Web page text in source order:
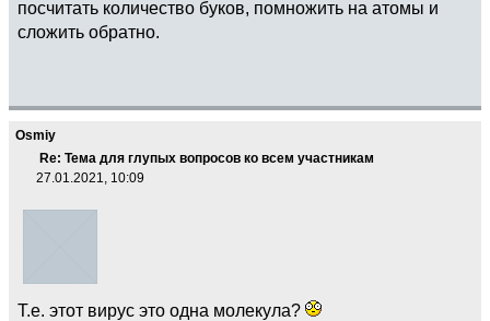
посчитать количество буков, помножить на атомы и
сложить обратно.
Osmiy
Re: Тема для глупых вопросов ко всем участникам
27.01.2021, 10:09
Т.е. этот вирус это одна молекула?